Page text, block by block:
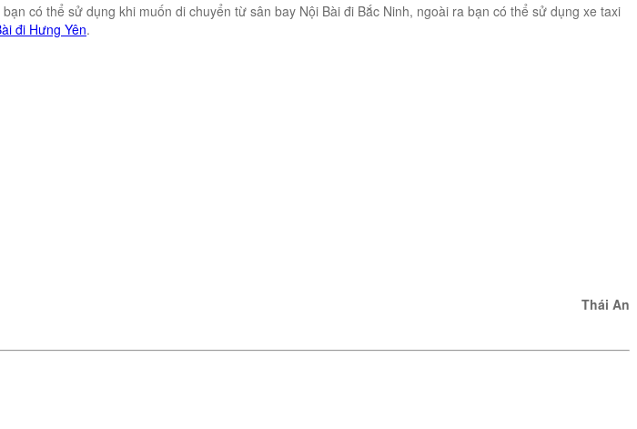
có thể sử dụng khi muốn di chuyển từ sân bay Nội Bài đi Bắc Ninh, ngoài ra bạn có thể sử dụng xe taxi
đi Hưng Yên.
Thái An